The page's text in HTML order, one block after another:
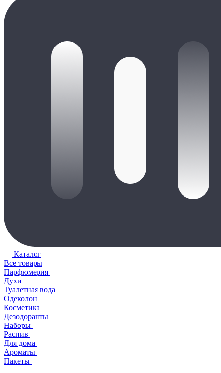
Каталог
Все товары
Парфюмерия
Духи
Туалетная вода
Одеколон
Косметика
Дезодоранты
Наборы
Распив
Для дома
Ароматы
Пакеты